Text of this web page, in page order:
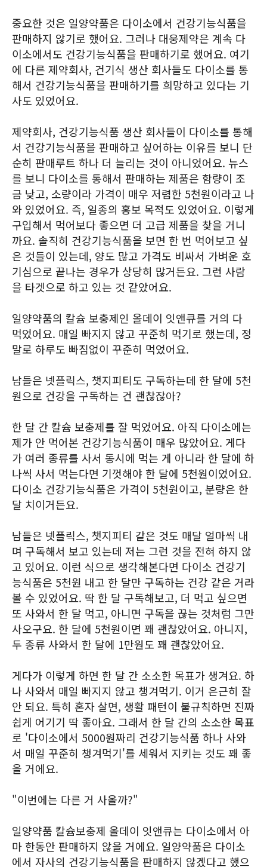
중요한 것은 일양약품은 다이소에서 건강기능식품을
판매하지 않기로 했어요. 그러나 대웅제약은 계속 다
이소에서도 건강기능식품을 판매하기로 했어요. 여기
에 다른 제약회사, 건기식 생산 회사들도 다이소를 통
해서 건강기능식품을 판매하기를 희망하고 있다는 기
사도 있었어요.
제약회사, 건강기능식품 생산 회사들이 다이소를 통해
서 건강기능식품을 판매하고 싶어하는 이유를 보니 단
순히 판매루트 하나 더 늘리는 것이 아니었어요. 뉴스
를 보니 다이소를 통해서 판매하는 제품은 함량이 조
금 낮고, 소량이라 가격이 매우 저렴한 5천원이라고 나
와 있었어요. 즉, 일종의 홍보 목적도 있었어요. 이렇게
구입해서 먹어보다 좋으면 더 고급 제품을 찾을 거니
까요. 솔직히 건강기능식품을 보면 한 번 먹어보고 싶
은 것들이 있는데, 양도 많고 가격도 비싸서 가벼운 호
기심으로 끝나는 경우가 상당히 많거든요. 그런 사람
을 타겟으로 하고 있는 것 같았어요.
일양약품의 칼슘 보충제인 올데이 잇앤큐를 거의 다
먹었어요. 매일 빠지지 않고 꾸준히 먹기로 했는데, 정
말로 하루도 빠짐없이 꾸준히 먹었어요.
남들은 넷플릭스, 챗지피티도 구독하는데 한 달에 5천
원으로 건강을 구독하는 건 괜찮잖아?
한 달 간 칼슘 보충제를 잘 먹었어요. 아직 다이소에는
제가 안 먹어본 건강기능식품이 매우 많았어요. 게다
가 여러 종류를 사서 동시에 먹는 게 아니라 한 달에 하
나씩 사서 먹는다면 기껏해야 한 달에 5천원이었어요.
다이소 건강기능식품은 가격이 5천원이고, 분량은 한
달 치이거든요.
남들은 넷플릭스, 챗지피티 같은 것도 매달 얼마씩 내
며 구독해서 보고 있는데 저는 그런 것을 전혀 하지 않
고 있어요. 이런 식으로 생각해본다면 다이소 건강기
능식품은 5천원 내고 한 달만 구독하는 건강 같은 거라
볼 수 있었어요. 딱 한 달 구독해보고, 더 먹고 싶으면
또 사와서 한 달 먹고, 아니면 구독을 끊는 것처럼 그만
사오구요. 한 달에 5천원이면 꽤 괜찮았어요. 아니지,
두 종류 사와서 한 달에 1만원도 꽤 괜찮았어요.
게다가 이렇게 하면 한 달 간 소소한 목표가 생겨요. 하
나 사와서 매일 빠지지 않고 챙겨먹기. 이거 은근히 잘
안 되요. 특히 혼자 살면, 생활 패턴이 불규칙하면 진짜
쉽게 어기기 딱 좋아요. 그래서 한 달 간의 소소한 목표
로 '다이소에서 5000원짜리 건강기능식품 하나 사와
서 매일 꾸준히 챙겨먹기'를 세워서 지키는 것도 꽤 좋
을 거에요.
"이번에는 다른 거 사올까?"
일양약품 칼슘보충제 올데이 잇앤큐는 다이소에서 아
마 한동안 판매하지 않을 거에요. 일양약품은 다이소
에서 자사의 건강기능식품을 판매하지 않겠다고 했으